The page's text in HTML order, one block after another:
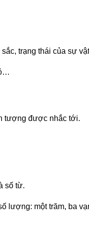
trạng thái của sự
tượng được nhắc tới.
số từ.
lượng: một trăm, ba